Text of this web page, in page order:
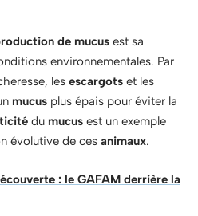
de mucus est sa
environnementales. Par
les escargots et les
mucus plus épais pour éviter la
du mucus est un exemple
évolutive de ces animaux.
: le GAFAM derrière la